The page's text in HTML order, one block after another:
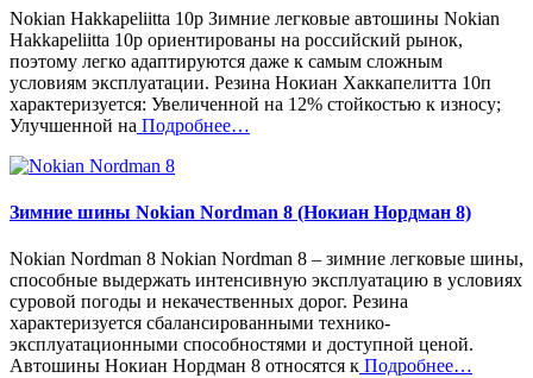
Nokian Hakkapeliitta 10p Зимние легковые автошины Nokian
Hakkapeliitta 10p ориентированы на российский рынок,
поэтому легко адаптируются даже к самым сложным
условиям эксплуатации. Резина Нокиан Хаккапелитта 10п
характеризуется: Увеличенной на 12% стойкостью к износу;
Улучшенной на Подробнее…
Зимние шины Nokian Nordman 8 (Нокиан Нордман 8)
Nokian Nordman 8 Nokian Nordman 8 – зимние легковые шины,
способные выдержать интенсивную эксплуатацию в условиях
суровой погоды и некачественных дорог. Резина
характеризуется сбалансированными технико-
эксплуатационными способностями и доступной ценой.
Автошины Нокиан Нордман 8 относятся к Подробнее…